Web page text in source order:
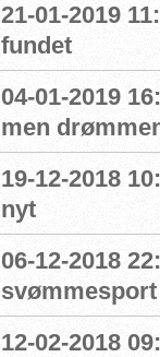
21-01-2019
fundet
04-01-2019
men
19-12-2018
nyt
06-12-2018
svømmesport
12-02-2018